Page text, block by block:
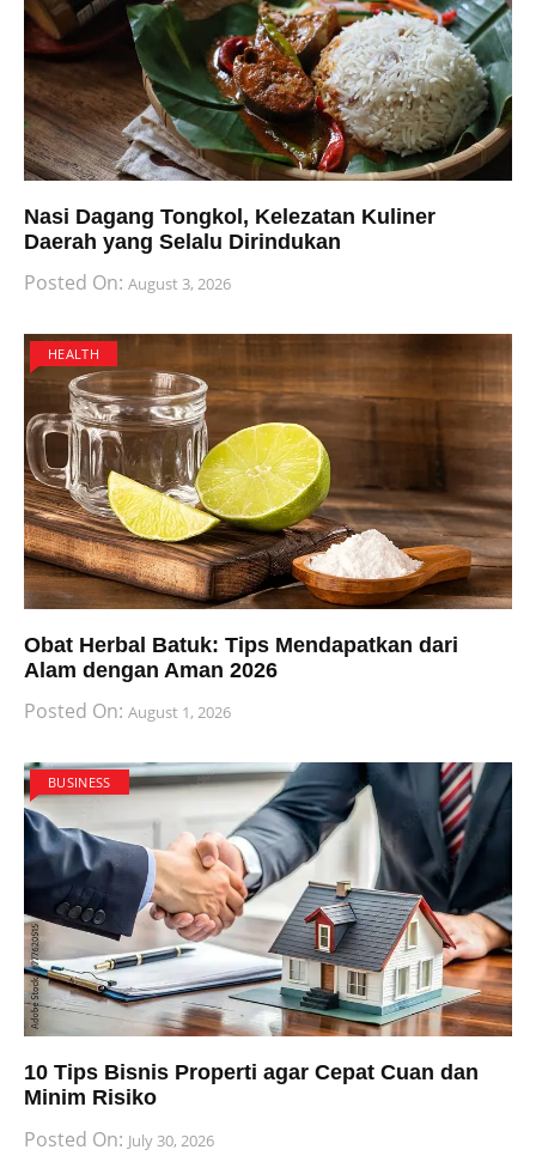
Nasi Dagang Tongkol, Kelezatan Kuliner
Daerah yang Selalu Dirindukan
Posted On: August 3, 2026
HEALTH
Obat Herbal Batuk: Tips Mendapatkan dari
Alam dengan Aman 2026
Posted On: August 1, 2026
BUSINESS
10 Tips Bisnis Properti agar Cepat Cuan dan
Minim Risiko
Posted On: July 30, 2026